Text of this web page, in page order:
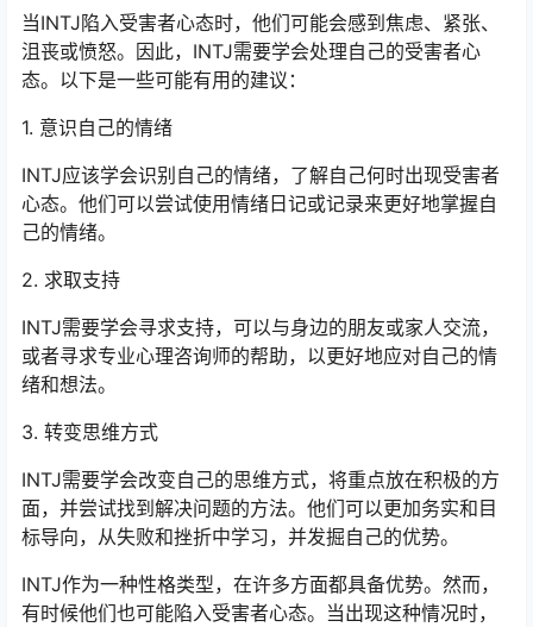
当INTJ陷入受害者心态时，他们可能会感到焦虑、紧张、
沮丧或愤怒。因此，INTJ需要学会处理自己的受害者心
态。以下是一些可能有用的建议：
1. 意识自己的情绪
INTJ应该学会识别自己的情绪，了解自己何时出现受害者
心态。他们可以尝试使用情绪日记或记录来更好地掌握自
己的情绪。
2. 求取支持
INTJ需要学会寻求支持，可以与身边的朋友或家人交流，
或者寻求专业心理咨询师的帮助，以更好地应对自己的情
绪和想法。
3. 转变思维方式
INTJ需要学会改变自己的思维方式，将重点放在积极的方
面，并尝试找到解决问题的方法。他们可以更加务实和目
标导向，从失败和挫折中学习，并发掘自己的优势。
INTJ作为一种性格类型，在许多方面都具备优势。然而，
有时候他们也可能陷入受害者心态。当出现这种情况时，